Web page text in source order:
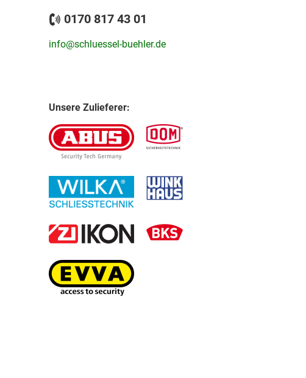
0170 817 43 01
info@schluessel-buehler.de
Unsere Zulieferer: